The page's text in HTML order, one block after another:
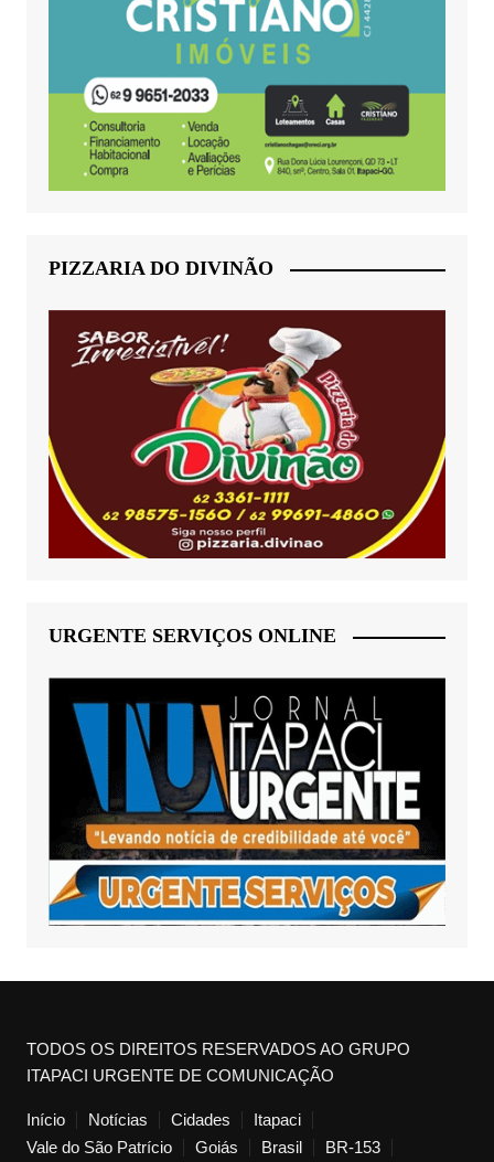
PIZZARIA DO DIVINÃO
URGENTE SERVIÇOS ONLINE
TODOS OS DIREITOS RESERVADOS AO GRUPO
ITAPACI URGENTE DE COMUNICAÇÃO
Início Notícias Cidades
Itapaci
Vale do São Patrício
Goiás Brasil BR-153